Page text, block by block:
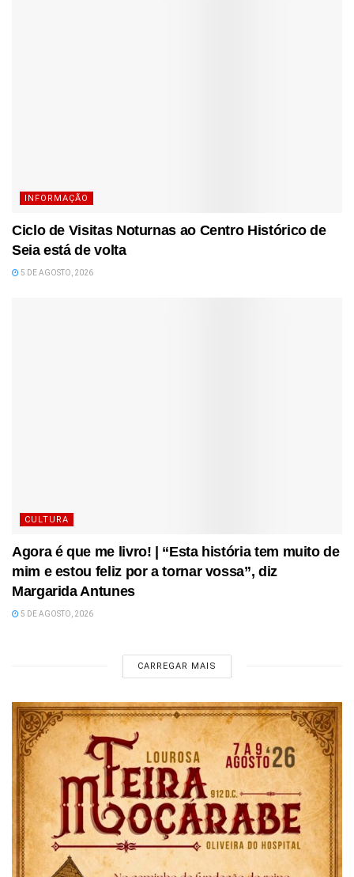
INFORMAÇÃO
Ciclo de Visitas Noturnas ao Centro Histórico de
Seia está de volta
5 DE AGOSTO, 2026
CULTURA
Agora é que me livro! | “Esta história tem muito de
mim e estou feliz por a tornar vossa”, diz
Margarida Antunes
5 DE AGOSTO, 2026
CARREGAR MAIS